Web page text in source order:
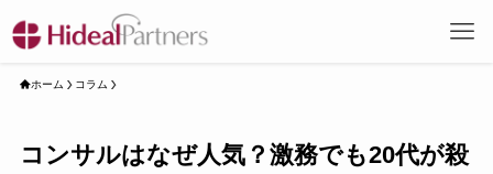
ホーム コラム
コンサルはなぜ人気？激務でも20代が殺